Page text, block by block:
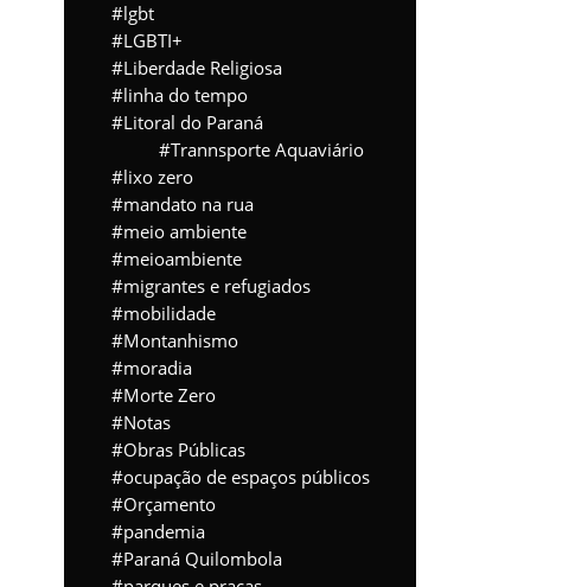
lgbt
LGBTI+
Liberdade Religiosa
linha do tempo
Litoral do Paraná
Trannsporte Aquaviário
lixo zero
mandato na rua
meio ambiente
meioambiente
migrantes e refugiados
mobilidade
Montanhismo
moradia
Morte Zero
Notas
Obras Públicas
ocupação de espaços públicos
Orçamento
pandemia
Paraná Quilombola